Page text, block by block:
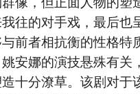
往的对手戏，最后也
前者相抗衡的性格特
娜的演技悬殊有关
十分潦草。该剧对于